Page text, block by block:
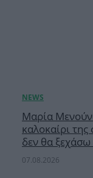
Μαρία
καλοκαίρι
δεν θα ξεχάσω
07.08.2026